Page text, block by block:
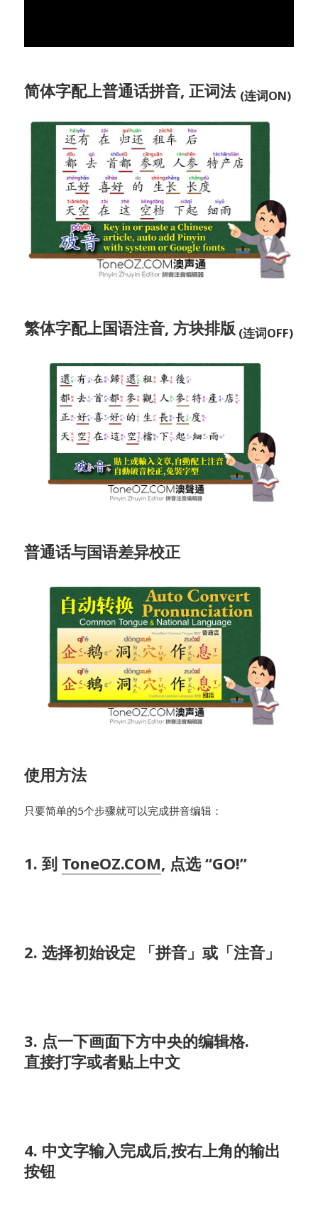
简体字配上普通话拼音, 正词法 (连词ON)
繁体字配上国语注音, 方块排版(连词OFF)
普通话与国语差异校正
使用方法
只要简单的5个步骤就可以完成拼音编辑：
1. 到 ToneOZ.COM, 点选 “GO!”
2. 选择初始设定 「拼音」或「注音」
3. 点一下画面下方中央的编辑格.
直接打字或者贴上中文
4. 中文字输入完成后,按右上角的输出
按钮